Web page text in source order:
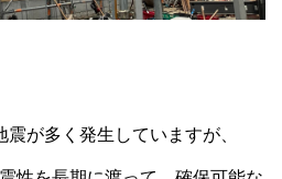
が多く発生していますが、